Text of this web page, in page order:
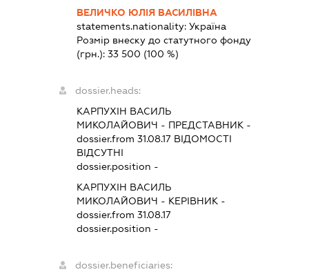
ВЕЛИЧКО ЮЛІЯ ВАСИЛІВНА
statements.nationality:Україна
Розмір внеску до статутного фонду
(грн.):33 500 (100 %)
dossier.heads:
КАРПУХІН ВАСИЛЬ
МИКОЛАЙОВИЧ - ПРЕДСТАВНИК -
dossier.from 31.08.17 ВІДОМОСТІ
ВІДСУТНІ
dossier.position -
КАРПУХІН ВАСИЛЬ
МИКОЛАЙОВИЧ - КЕРІВНИК -
dossier.from 31.08.17
dossier.position -
dossier.beneficiaries: